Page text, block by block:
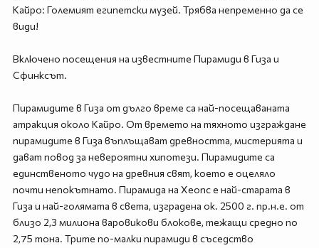
Кайро: Големият египетски музей. Трябва непременно да се
види!
Включено посещения на известните Пирамиди в Гиза и
Сфинксът.
Пирамидите в Гиза от дълго време са най-посещаваната
атракция около Кайро. От времето на тяхното изграждане
пирамидите в Гиза въплъщават древността, мистерията и
дават повод за невероятни хипотези. Пирамидите са
единственото чудо на древния свят, което е оцеляло
почти непокътнато. Пирамида на Хеопс е най-старата в
Гиза и най-голямата в света, изградена ок. 2500 г. пр.н.е. от
близо 2,3 милиона варовикови блокове, тежащи средно по
2,75 тона. Трите по-малки пирамиди в съседство